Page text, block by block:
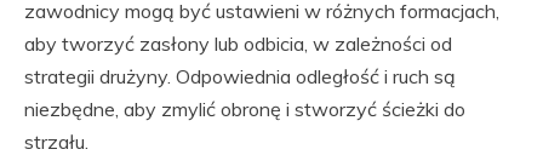
zawodnicy mogą być ustawieni w różnych formacjach,
aby tworzyć zasłony lub odbicia, w zależności od
strategii drużyny. Odpowiednia odległość i ruch są
niezbędne, aby zmylić obronę i stworzyć ścieżki do
strzału.